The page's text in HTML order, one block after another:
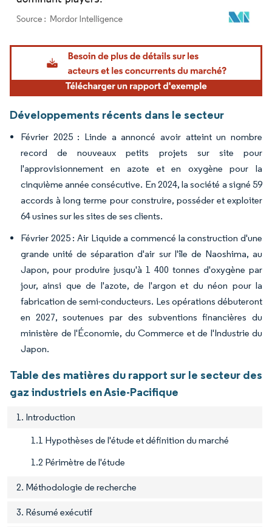
Image © Mordor Intelligence. La réutilisation nécessite une attribution sous CC BY
Développements récents dans le secteur
Février 2025 : Linde a annoncé avoir atteint un nombre
record de nouveaux petits projets sur site pour
l'approvisionnement en azote et en oxygène pour la
cinquième année consécutive. En 2024, la société a signé 59
accords à long terme pour construire, posséder et exploiter
64 usines sur les sites de ses clients.
Février 2025 : Air Liquide a commencé la construction d'une
grande unité de séparation d'air sur l'île de Naoshima, au
Japon, pour produire jusqu'à 1 400 tonnes d'oxygène par
jour, ainsi que de l'azote, de l'argon et du néon pour la
fabrication de semi-conducteurs. Les opérations débuteront
en 2027, soutenues par des subventions financières du
ministère de l'Économie, du Commerce et de l'Industrie du
Japon.
Table des matières du rapport sur le secteur des
gaz industriels en Asie-Pacifique
1. Introduction
1.1 Hypothèses de l'étude et définition du marché
1.2 Périmètre de l'étude
2. Méthodologie de recherche
3. Résumé exécutif